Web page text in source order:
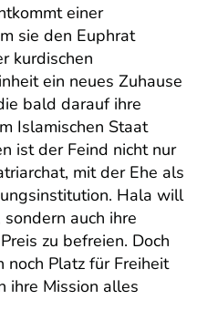
einer
sie den Euphrat
kurdischen
ein neues Zuhause
bald darauf ihre
Islamischen Staat
ist der Feind nicht nur
mit der Ehe als
Hala will
auch ihre
zu befreien. Doch
Platz für Freiheit
ihre Mission alles